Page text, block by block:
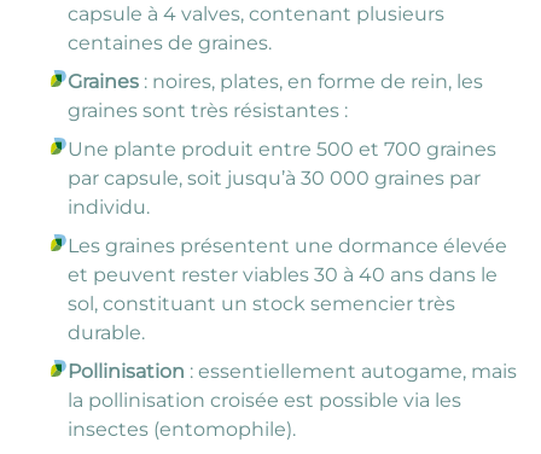
capsule à 4 valves, contenant plusieurs
centaines de graines.
Graines : noires, plates, en forme de rein, les
graines sont très résistantes :
Une plante produit entre 500 et 700 graines
par capsule, soit jusqu’à 30 000 graines par
individu.
Les graines présentent une dormance élevée
et peuvent rester viables 30 à 40 ans dans le
sol, constituant un stock semencier très
durable.
Pollinisation : essentiellement autogame, mais
la pollinisation croisée est possible via les
insectes (entomophile).